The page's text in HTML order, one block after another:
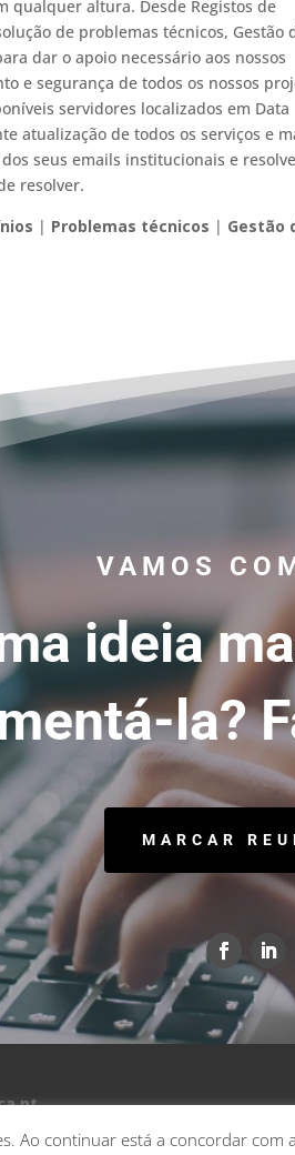
qualquer altura. Desde Registos de
de problemas técnicos, Gestão
dar o apoio necessário aos nossos
e segurança de todos os nossos
servidores localizados em Data
atualização de todos os serviços e
seus emails institucionais e
resolver.
| Problemas técnicos | Gestão
VAMOS
ideia
la?
MARCAR
Ao continuar está a concordar com